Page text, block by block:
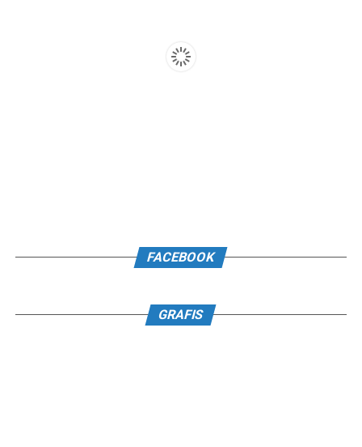
FACEBOOK
GRAFIS